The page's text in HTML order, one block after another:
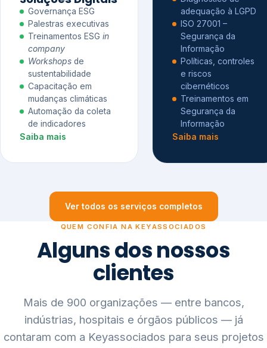
Governança ESG
Palestras executivas
Treinamentos ESG in
company
Workshops de
sustentabilidade
Capacitação em
mudanças climáticas
Automação da coleta
de indicadores
Saiba mais
adequação à LGPD
ISO 27001 –
Segurança da
Informação
Políticas, controles
e riscos
cibernéticos
Treinamentos em
Segurança da
Informação
Saiba mais
Ver todos os serviços completos
QUEM CONFIA NA KEYASSOCIADOS
Alguns dos nossos
clientes
Mais de 900 organizações — entre bancos,
indústrias, hospitais e órgãos públicos — já
contaram com a Keyassociados para seus projetos